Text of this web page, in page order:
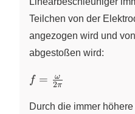
Teilchen von der
angezogen wird und
abgestoßen wird:
f =
{2\pi}
f = 2π
ω
Durch die immer höhere